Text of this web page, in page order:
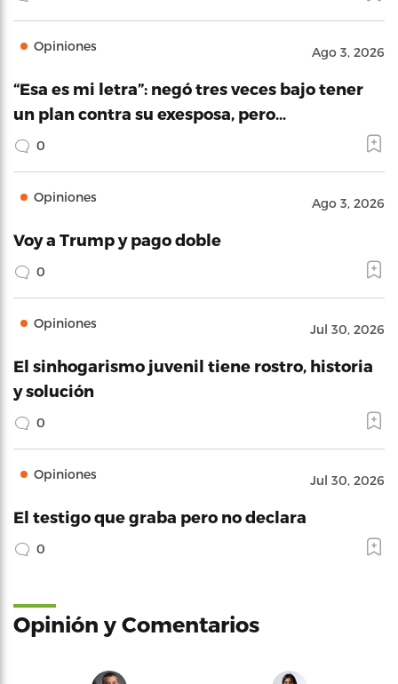
Opiniones Ago 3, 2026
“Esa es mi letra”: negó tres veces bajo tener
un plan contra su exesposa, pero…
0
Opiniones Ago 3, 2026
Voy a Trump y pago doble
0
Opiniones Jul 30, 2026
El sinhogarismo juvenil tiene rostro, historia
y solución
0
Opiniones Jul 30, 2026
El testigo que graba pero no declara
0
Opinión y Comentarios